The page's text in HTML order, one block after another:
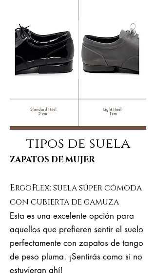
tipos de suela
ZAPATOS DE MUJER
ErgoFlex: suela súper cómoda
con cubierta de gamuza
Esta es una excelente opción para
aquellos que prefieren sentir el suelo
perfectamente con zapatos de tango
de peso pluma. ¡Sentirás como si no
estuvieran ahí!